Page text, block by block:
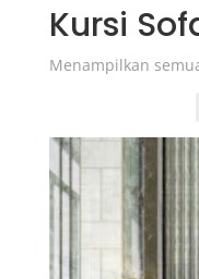
Kursi
Menampilkan